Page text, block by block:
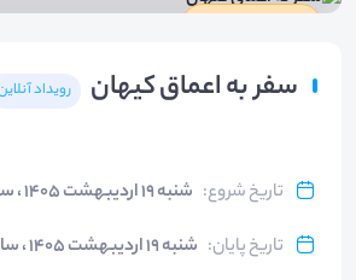
سفر به اعماق کیهان رویداد
تاریخ شروع: شنبه ۱۹ اردیبهشت ۱۴۰۵ ، ساعت ۱۵:۳۰
تاریخ پایان: شنبه ۱۹ اردیبهشت ۱۴۰۵ ، ساعت ۱۶:۰۰